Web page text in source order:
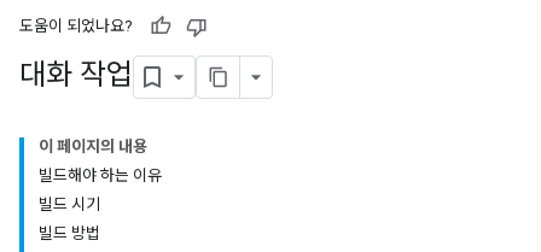
도움이 되었나요?
대화 작업
이 페이지의 내용
빌드해야 하는 이유
빌드 시기
빌드 방법